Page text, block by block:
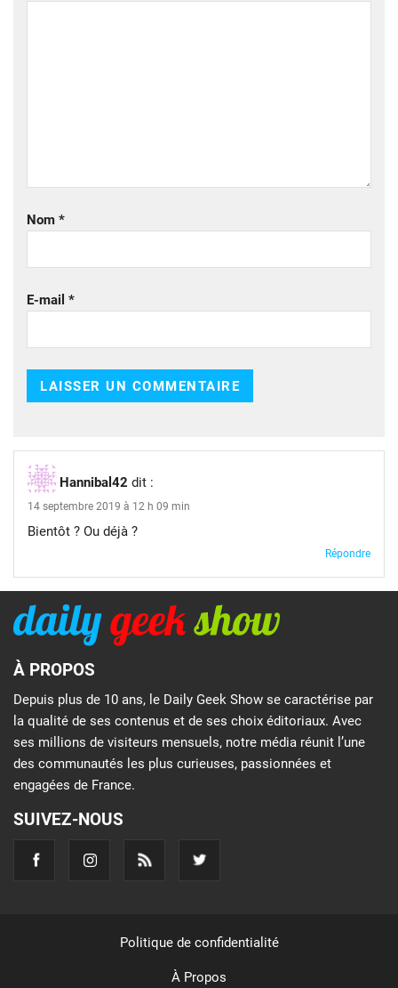
Nom *
E-mail *
Hannibal42 dit :
14 septembre 2019 à 12 h 09 min
Bientôt ? Ou déjà ?
Répondre
À PROPOS
Depuis plus de 10 ans, le Daily Geek Show se caractérise par
la qualité de ses contenus et de ses choix éditoriaux. Avec
ses millions de visiteurs mensuels, notre média réunit l’une
des communautés les plus curieuses, passionnées et
engagées de France.
SUIVEZ-NOUS
Politique de confidentialité
À Propos